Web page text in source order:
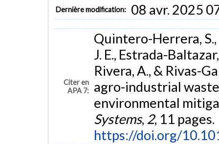
Dernière modification: 08 avr. 2025
Citer en
APA 7:
Quintero-Herrera,
J. E., Estrada-
Rivera, A., & Rivas-
agro-industrial
environmental
Systems, 2, 11 pages.
https://doi.org/